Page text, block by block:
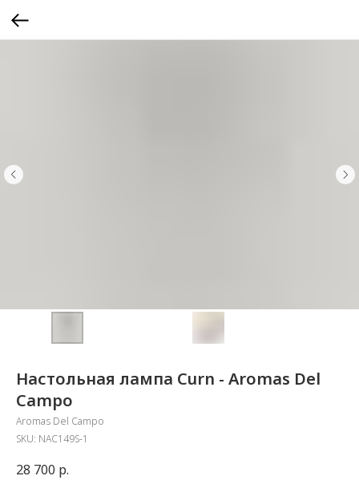
Настольная лампа Curn - Aromas Del
Campo
Aromas Del Campo
SKU: NAC149S-1
28 700 р.